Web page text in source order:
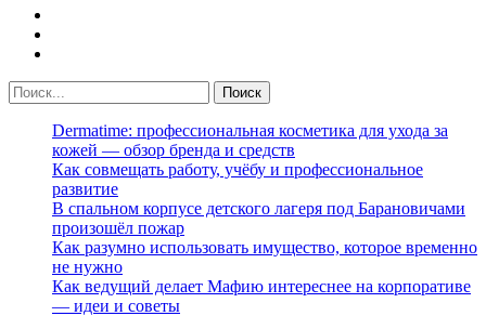
Dermatime: профессиональная косметика для ухода за
кожей — обзор бренда и средств
Как совмещать работу, учёбу и профессиональное
развитие
В спальном корпусе детского лагеря под Барановичами
произошёл пожар
Как разумно использовать имущество, которое временно
не нужно
Как ведущий делает Мафию интереснее на корпоративе
— идеи и советы